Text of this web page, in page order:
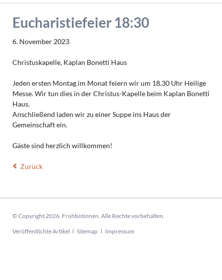
Eucharistiefeier 18:30
6. November 2023
Christuskapelle, Kaplan Bonetti Haus
Jeden ersten Montag im Monat feiern wir um 18.30 Uhr Heilige
Messe. Wir tun dies in der Christus-Kapelle beim Kaplan Bonetti
Haus.
Anschließend laden wir zu einer Suppe ins Haus der
Gemeinschaft ein.
Gäste sind herzlich willkommen!
Zurück
© Copyright 2026. Frohbotinnen. Alle Rechte vorbehalten.
Navigation
Veröffentlichte Artikel Sitemap Impressum